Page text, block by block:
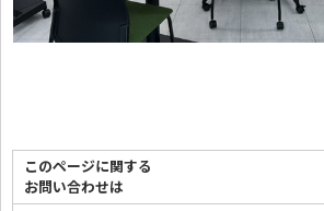
このページに関する
お問い合わせは